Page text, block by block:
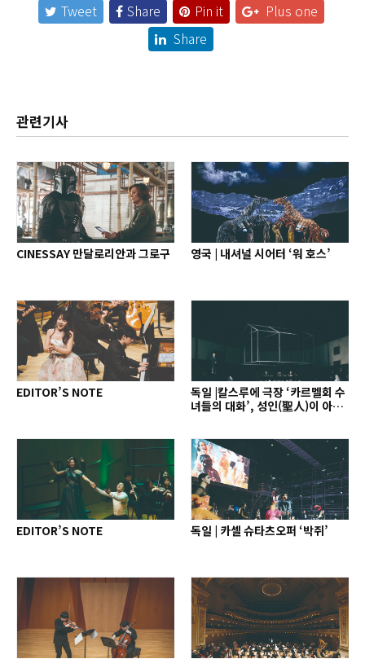
Tweet Share Pin it
Plus one
Share
관련기사
CINESSAY 만달로리안과 그로구 영국 | 내셔널 시어터 ‘워 호스’
EDITOR’S NOTE
독일 |칼스루에 극장 ‘카르멜회 수
녀들의 대화’, 성인(聖人)이 아닌
EDITOR’S NOTE 독일 | 카셀 슈타츠오퍼 ‘박쥐’